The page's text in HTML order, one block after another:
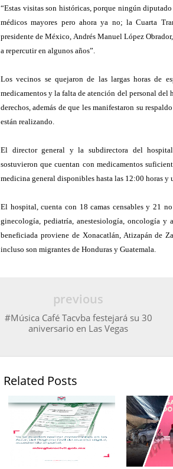
“Estas visitas son históricas, porque ningún
médicos mayores pero ahora ya no; la Cuarta
presidente de México, Andrés Manuel López
a repercutir en algunos años”.
Los vecinos se quejaron de las largas horas de
medicamentos y la falta de atención del personal
derechos, además de que les manifestaron su
están realizando.
El director general y la subdirectora del
sostuvieron que cuentan con medicamentos
medicina general disponibles hasta las 12:00 horas y
El hospital, cuenta con 18 camas censables y 21
ginecología, pediatría, anestesiología, oncología y
beneficiada proviene de Xonacatlán, Atizapán de
incluso son migrantes de Honduras y Guatemala.
previous
#Música Café Tacvba festejará su 30
aniversario en Las Vegas
Related Posts